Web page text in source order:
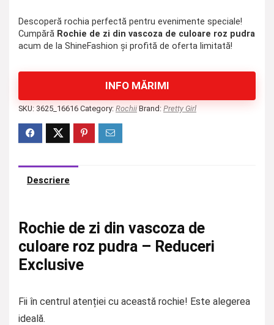
Descoperă rochia perfectă pentru evenimente speciale!
Cumpără Rochie de zi din vascoza de culoare roz pudra
acum de la ShineFashion și profită de oferta limitată!
INFO MĂRIMI
SKU: 3625_16616 Category: Rochii Brand: Pretty Girl
Descriere
Rochie de zi din vascoza de
culoare roz pudra – Reduceri
Exclusive
Fii în centrul atenției cu această rochie! Este alegerea
ideală.